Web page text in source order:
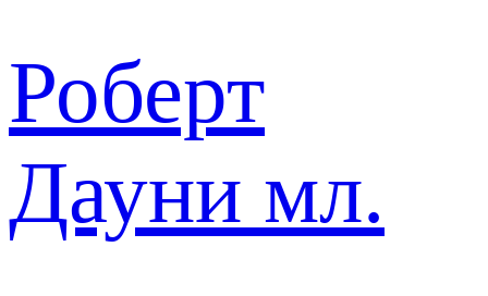
Роберт
Дауни мл.